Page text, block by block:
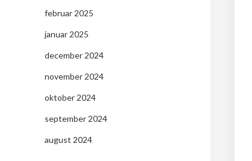
februar 2025
januar 2025
december 2024
november 2024
oktober 2024
september 2024
august 2024